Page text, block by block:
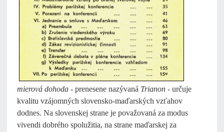
mierová dohoda - prenesene nazývaná Trianon - určuje
kvalitu vzájomných slovensko-maďarských vzťahov
dodnes. Na slovenskej strane je považovaná za modus
vivendi dobrého spolužitia, na strane maďarskej za